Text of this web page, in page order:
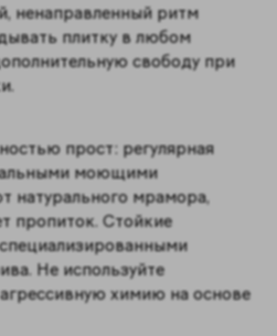
ненаправленный ритм
плитку в любом
свободу при
прост: регулярная
моющими
натурального мрамора,
пропиток. Стойкие
Не используйте
химию на основе